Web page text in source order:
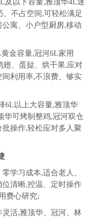
不占空间,可轻松满足
寓、小户型厨房,移动
金容量,冠河6L家用
翅、蛋挞、烘干果,应对
利用率,不浪费、够实
6L以上大容量,雅顶华
华可烤制整鸡,冠河双仓
操作,轻松应对多人聚
学习成本,适合老人、
清晰,控温、定时操作
费心研究;
活,雅顶华、冠河、林